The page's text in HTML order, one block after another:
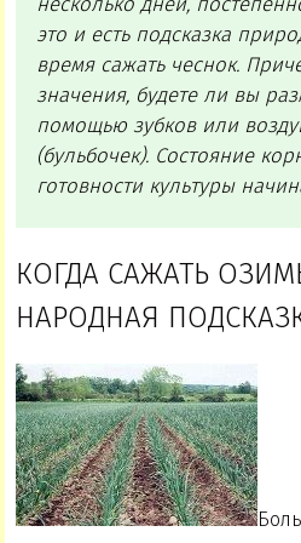
это и есть подсказка
время сажать чеснок.
значения, будете ли вы
помощью зубков или
(бульбочек). Состояние
готовности культуры
КОГДА САЖАТЬ
НАРОДНАЯ